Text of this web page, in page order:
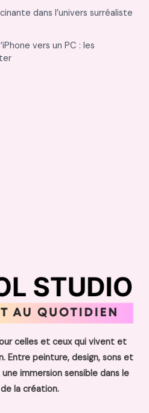
dans l’univers surréaliste
vers un PC : les
celles et ceux qui vivent et
Entre peinture, design, sons et
immersion sensible dans le
la création.